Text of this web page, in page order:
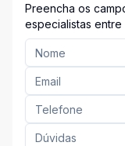
Preencha os
especialistas entre